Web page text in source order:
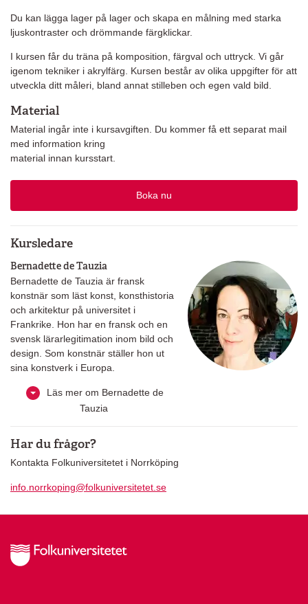
Du kan lägga lager på lager och skapa en målning med starka
ljuskontraster och drömmande färgklickar.
I kursen får du träna på komposition, färgval och uttryck. Vi går
igenom tekniker i akrylfärg. Kursen består av olika uppgifter för att
utveckla ditt måleri, bland annat stilleben och egen vald bild.
Material
Material ingår inte i kursavgiften. Du kommer få ett separat mail
med information kring
material innan kursstart.
Boka nu
Kursledare
Bernadette de Tauzia
Bernadette de Tauzia är fransk
konstnär som läst konst, konsthistoria
och arkitektur på universitet i
Frankrike. Hon har en fransk och en
svensk lärarlegitimation inom bild och
design. Som konstnär ställer hon ut
sina konstverk i Europa.
Tauzia
Har du frågor?
Kontakta Folkuniversitetet i Norrköping
info.norrkoping@folkuniversitetet.se